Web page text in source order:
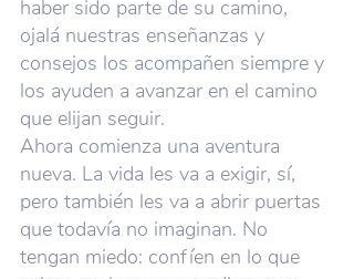
haber sido parte de su camino,
ojalá nuestras enseñanzas y
consejos los acompañen siempre y
los ayuden a avanzar en el camino
que elijan seguir.
Ahora comienza una aventura
nueva. La vida les va a exigir, sí,
pero también les va a abrir puertas
que todavía no imaginan. No
tengan miedo: confíen en lo que